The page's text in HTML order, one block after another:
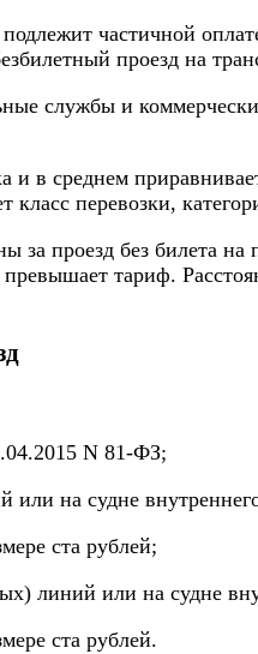
частичной
проезд на
службы и
в среднем
класс перевозки,
проезд без билета
тариф.
N 81-ФЗ;
или на судне
ста рублей;
линий или на судне
ста рублей.